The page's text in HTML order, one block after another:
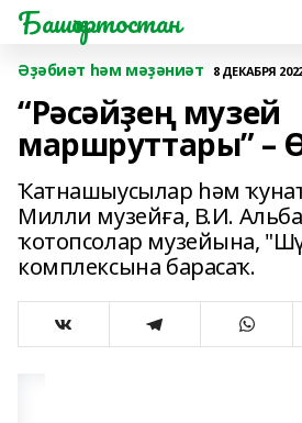
Башҡортостан
Әҙәбиәт һәм мәҙәниәт 8 ДЕКАБРЯ
“Рәсәйҙең музей
маршруттары” –
Ҡатнашыусылар һәм
Милли музейға, В.И.
ҡотопсолар музейына,
комплексына барасаҡ.